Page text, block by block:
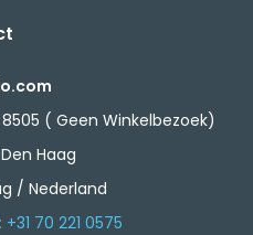
( Geen Winkelbezoek)
Haag
/ Nederland
+31 70 221 0575